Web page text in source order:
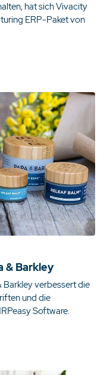
hat sich Vivacity
ERP-Paket von
& Barkley
Barkley verbessert die
und die
Software.